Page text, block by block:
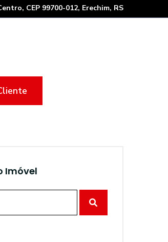
CEP 99700-012, Erechim, RS
Imóvel